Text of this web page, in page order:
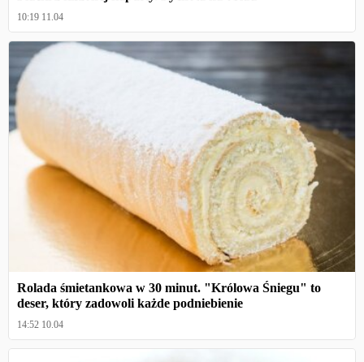
10:19 11.04
Rolada śmietankowa w 30 minut. "Królowa Śniegu" to
deser, który zadowoli każde podniebienie
14:52 10.04